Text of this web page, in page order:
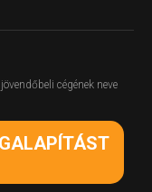
cégének neve